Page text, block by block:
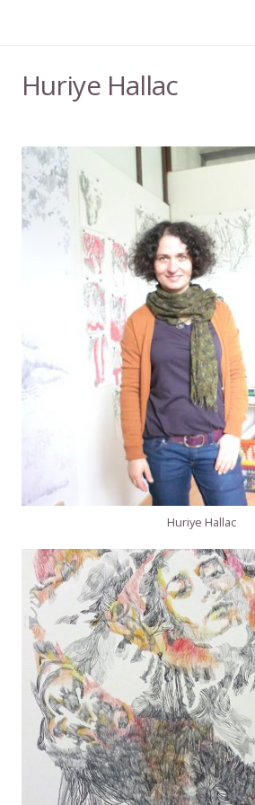
Huriye Hallac
Huriye Hallac